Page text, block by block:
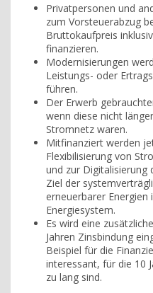
Privatpersonen und
zum Vorsteuerabzug
Bruttokaufpreis
finanzieren.
Modernisierungen
Leistungs- oder
führen.
Der Erwerb
wenn diese nicht
Stromnetz waren.
Mitfinanziert werden
Flexibilisierung von
und zur Digitalisierung
Ziel der
erneuerbarer Energien
Energiesystem.
Es wird eine
Jahren Zinsbindung
Beispiel für die
interessant, für die 10
zu lang sind.